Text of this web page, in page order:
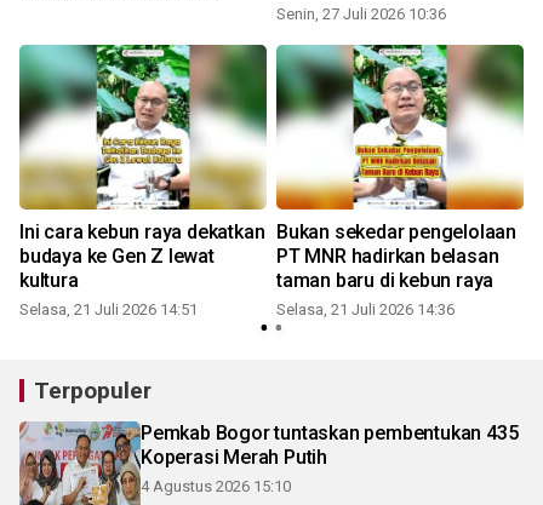
Senin, 27 Juli 2026 10:36
Ini cara kebun raya dekatkan
budaya ke Gen Z lewat
kultura
Selasa, 21 Juli 2026 14:51
Bukan sekedar pengelolaan
PT MNR hadirkan belasan
taman baru di kebun raya
Selasa, 21 Juli 2026 14:36
Terpopuler
Pemkab Bogor tuntaskan pembentukan 435
Koperasi Merah Putih
4 Agustus 2026 15:10